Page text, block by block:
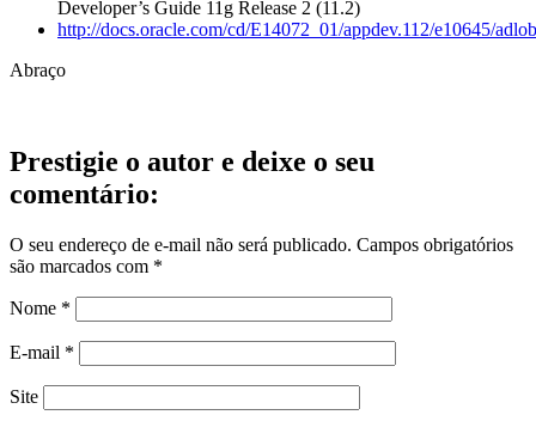
Developer’s Guide 11g Release 2 (11.2)
http://docs.oracle.com/cd/E14072_01/appdev.112/e10645/
Abraço
Prestigie o autor e deixe o seu
comentário:
O seu endereço de e-mail não será publicado. Campos obrigatórios
são marcados com *
Nome *
E-mail *
Site